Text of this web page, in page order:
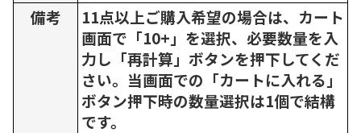
備考
11点以上ご購入希望の場合は、カート
画面で「10+」を選択、必要数量を入
力し「再計算」ボタンを押下してくだ
さい。当画面での「カートに入れる」
ボタン押下時の数量選択は1個で結構
です。